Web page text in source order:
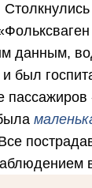
данным,
был
пассажиров